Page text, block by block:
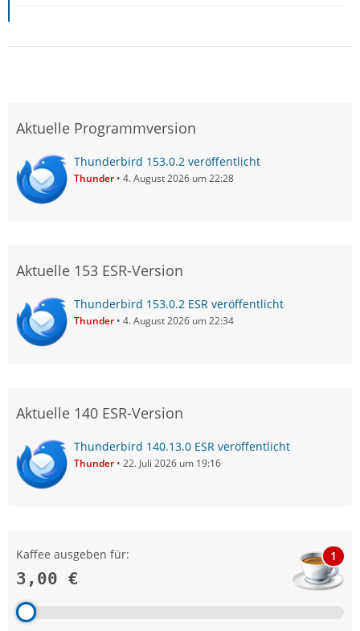
Aktuelle Programmversion
Thunderbird 153.0.2 veröffentlicht
Thunder 4. August 2026 um 22:28
Aktuelle 153 ESR-Version
Thunderbird 153.0.2 ESR veröffentlicht
Thunder 4. August 2026 um 22:34
Aktuelle 140 ESR-Version
Thunderbird 140.13.0 ESR veröffentlicht
Thunder 22. Juli 2026 um 19:16
Kaffee ausgeben für:
3,00 €
1